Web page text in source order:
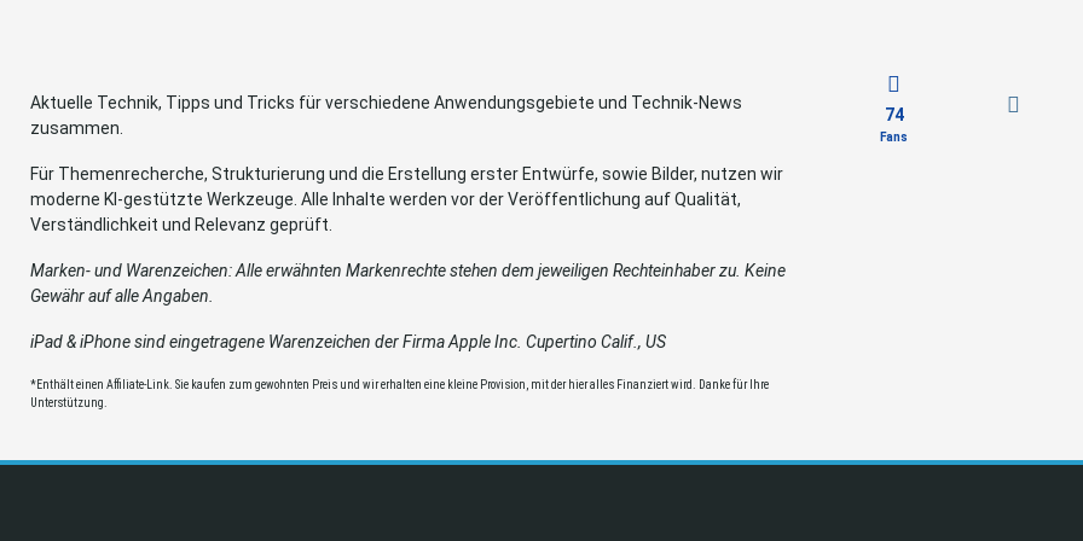
Aktuelle Technik, Tipps und Tricks für verschiedene Anwendungsgebiete und Technik-News
zusammen.
Für Themenrecherche, Strukturierung und die Erstellung erster Entwürfe, sowie Bilder, nutzen wir
moderne KI-gestützte Werkzeuge. Alle Inhalte werden vor der Veröffentlichung auf Qualität,
Verständlichkeit und Relevanz geprüft.
Marken- und Warenzeichen: Alle erwähnten Markenrechte stehen dem jeweiligen Rechteinhaber zu. Keine
Gewähr auf alle Angaben.
iPad & iPhone sind eingetragene Warenzeichen der Firma Apple Inc. Cupertino Calif., US
*Enthält einen Affiliate-Link. Sie kaufen zum gewohnten Preis und wir erhalten eine kleine Provision, mit der hier alles Finanziert wird. Danke für Ihre
Unterstützung.
74
Fans